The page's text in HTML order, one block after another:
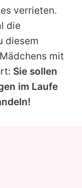
verrieten.
die
diesem
mit
Sie sollen
im Laufe